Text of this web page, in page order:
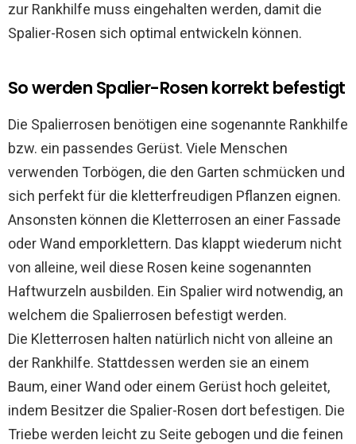
zur Rankhilfe muss eingehalten werden, damit die
Spalier-Rosen sich optimal entwickeln können.
So werden Spalier-Rosen korrekt befestigt
Die Spalierrosen benötigen eine sogenannte Rankhilfe
bzw. ein passendes Gerüst. Viele Menschen
verwenden Torbögen, die den Garten schmücken und
sich perfekt für die kletterfreudigen Pflanzen eignen.
Ansonsten können die Kletterrosen an einer Fassade
oder Wand emporklettern. Das klappt wiederum nicht
von alleine, weil diese Rosen keine sogenannten
Haftwurzeln ausbilden. Ein Spalier wird notwendig, an
welchem die Spalierrosen befestigt werden.
Die Kletterrosen halten natürlich nicht von alleine an
der Rankhilfe. Stattdessen werden sie an einem
Baum, einer Wand oder einem Gerüst hoch geleitet,
indem Besitzer die Spalier-Rosen dort befestigen. Die
Triebe werden leicht zu Seite gebogen und die feinen